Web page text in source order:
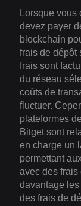
Lorsque vous
devez payer
blockchain
frais de dépôt
frais sont
du réseau
coûts de
fluctuer.
plateformes
Bitget sont
en charge un
permettant
avec des frais
davantage
des frais de